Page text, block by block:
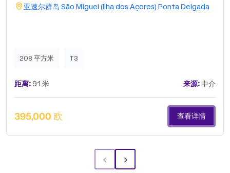
亚速尔群岛 São Miguel (Ilha dos Açores) Ponta Delgada
208 平方米 T3
距离:91 米 来源:中介
395,000 欧 查看详情
‹ ›